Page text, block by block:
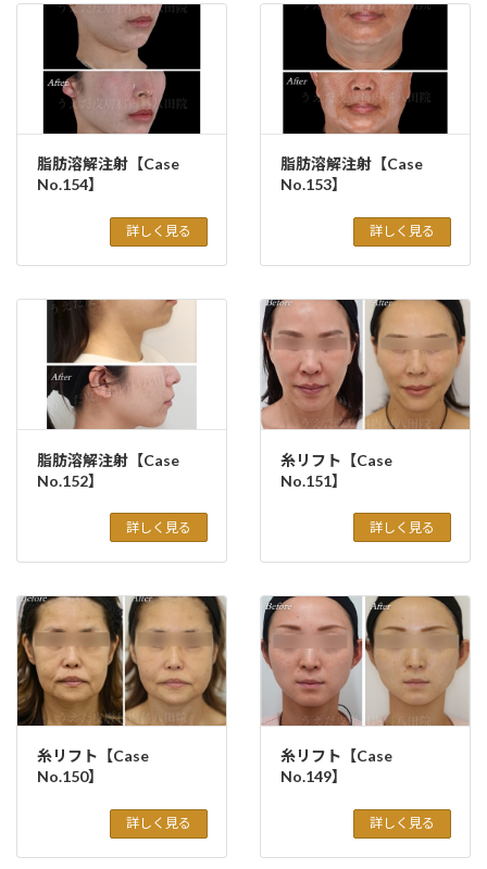
脂肪溶解注射【Case
No.154】
詳しく見る
脂肪溶解注射【Case
No.153】
詳しく見る
脂肪溶解注射【Case
No.152】
詳しく見る
糸リフト【Case
No.151】
詳しく見る
糸リフト【Case
No.150】
詳しく見る
糸リフト【Case
No.149】
詳しく見る